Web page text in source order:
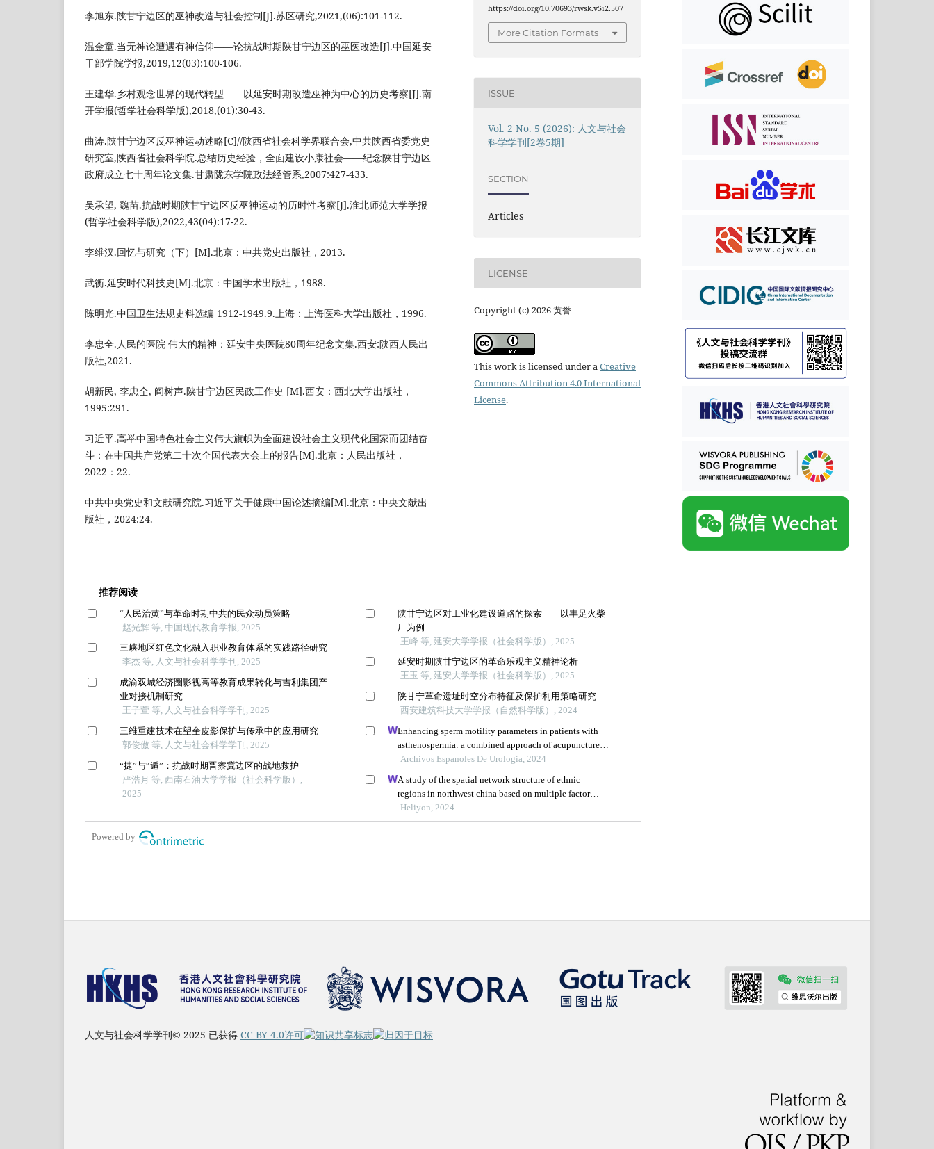
李旭东.陕甘宁边区的巫神改造与社会控制[J].苏区研究,2021,(06):101-112.
温金童.当无神论遭遇有神信仰——论抗战时期陕甘宁边区的巫医改造[J].中国延安
干部学院学报,2019,12(03):100-106.
王建华.乡村观念世界的现代转型——以延安时期改造巫神为中心的历史考察[J].南
开学报(哲学社会科学版),2018,(01):30-43.
曲涛.陕甘宁边区反巫神运动述略[C]//陕西省社会科学界联合会,中共陕西省委党史
研究室,陕西省社会科学院.总结历史经验，全面建设小康社会——纪念陕甘宁边区
政府成立七十周年论文集.甘肃陇东学院政法经管系,2007:427-433.
吴承望, 魏苗.抗战时期陕甘宁边区反巫神运动的历时性考察[J].淮北师范大学学报
(哲学社会科学版),2022,43(04):17-22.
李维汉.回忆与研究（下）[M].北京：中共党史出版社，2013.
武衡.延安时代科技史[M].北京：中国学术出版社，1988.
陈明光.中国卫生法规史料选编 1912-1949.9.上海：上海医科大学出版社，1996.
李忠全.人民的医院 伟大的精神：延安中央医院80周年纪念文集.西安:陕西人民出
版社,2021.
胡新民, 李忠全, 阎树声.陕甘宁边区民政工作史 [M].西安：西北大学出版社，
1995:291.
习近平.高举中国特色社会主义伟大旗帜为全面建设社会主义现代化国家而团结奋
斗：在中国共产党第二十次全国代表大会上的报告[M].北京：人民出版社，
2022：22.
中共中央党史和文献研究院.习近平关于健康中国论述摘编[M].北京：中央文献出
版社，2024:24.
https://doi.org/10.70693/rwsk.v5i2.507
More Citation Formats
ISSUE
Vol. 2 No. 5 (2026): 人文与社会
科学学刊[2卷5期]
SECTION
Articles
LICENSE
Copyright (c) 2026 黄誉
This work is licensed under a Creative
Commons Attribution 4.0 International
License.
推荐阅读
“人民治黄”与革命时期中共的民众动员策略
赵光辉 等, 中国现代教育学报, 2025
三峡地区红色文化融入职业教育体系的实践路径研究
李杰 等, 人文与社会科学学刊, 2025
成渝双城经济圈影视高等教育成果转化与吉利集团产
业对接机制研究
王子萱 等, 人文与社会科学学刊, 2025
三维重建技术在望奎皮影保护与传承中的应用研究
郭俊傲 等, 人文与社会科学学刊, 2025
“捷”与“遁”：抗战时期晋察冀边区的战地救护
严浩月 等, 西南石油大学学报（社会科学版）,
2025
陕甘宁边区对工业化建设道路的探索——以丰足火柴
厂为例
王峰 等, 延安大学学报（社会科学版）, 2025
延安时期陕甘宁边区的革命乐观主义精神论析
王玉 等, 延安大学学报（社会科学版）, 2025
陕甘宁革命遗址时空分布特征及保护利用策略研究
西安建筑科技大学学报（自然科学版）, 2024
Enhancing sperm motility parameters in patients with
asthenospermia: a combined approach of acupuncture at
fusiguan point and tamoxifen citrate tablets
Archivos Espanoles De Urologia, 2024
A study of the spatial network structure of ethnic
regions in northwest china based on multiple factor
flows in the context of covid-19: evidence from ningxia
Heliyon, 2024
Powered by
人文与社会科学学刊© 2025 已获得 CC BY 4.0许可